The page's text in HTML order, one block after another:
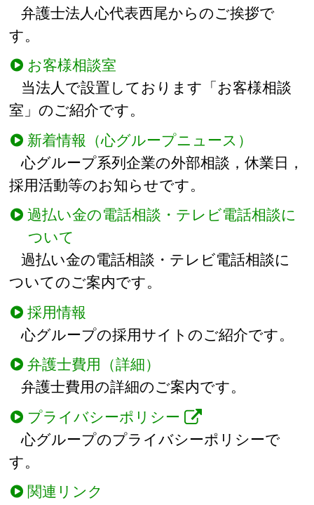
弁護士法人心代表西尾からのご挨拶で
す。
お客様相談室
当法人で設置しております「お客様相談
室」のご紹介です。
新着情報（心グループニュース）
心グループ系列企業の外部相談，休業日，
採用活動等のお知らせです。
過払い金の電話相談・テレビ電話相談に
ついて
過払い金の電話相談・テレビ電話相談に
ついてのご案内です。
採用情報
心グループの採用サイトのご紹介です。
弁護士費用（詳細）
弁護士費用の詳細のご案内です。
プライバシーポリシー
心グループのプライバシーポリシーで
す。
関連リンク